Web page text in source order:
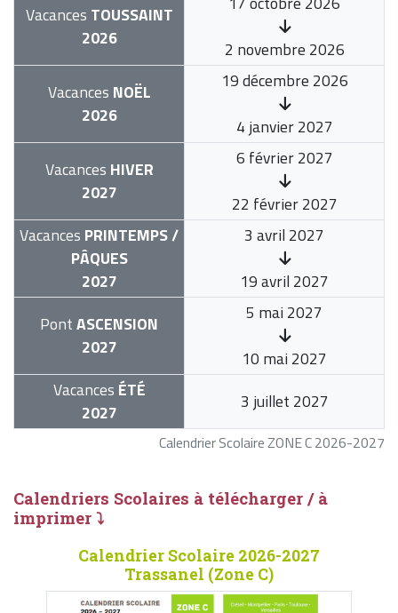
Calendrier Scolaire ZONE C 2026-2027
Vacances TOUSSAINT
2026
2 novembre 2026
Vacances NOËL
2026
19 décembre 2026
4 janvier 2027
Vacances HIVER
2027
6 février 2027
22 février 2027
Vacances PRINTEMPS /
PÂQUES
2027
3 avril 2027
19 avril 2027
PontASCENSION
2027
5 mai 2027
10 mai 2027
Vacances ÉTÉ
2027
3 juillet 2027
Calendriers Scolaires à télécharger / à
imprimer ⤵
Calendrier Scolaire 2026-2027
Trassanel (Zone C)